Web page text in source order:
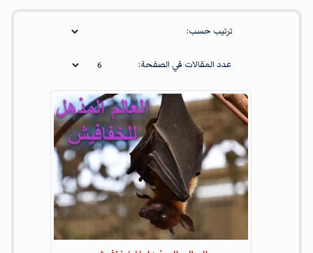
Articles
ترتيب حسب:
عدد المقالات في الصفحة: